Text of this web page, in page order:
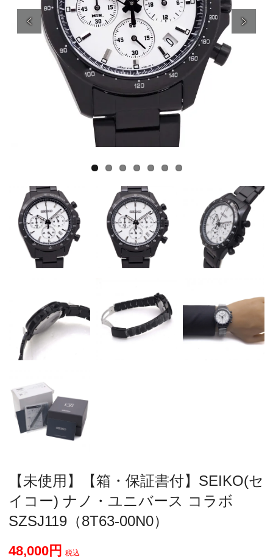
【未使用】【箱・保証書付】SEIKO(セ
イコー) ナノ・ユニバース コラボ
SZSJ119（8T63-00N0）
48,000円 税込